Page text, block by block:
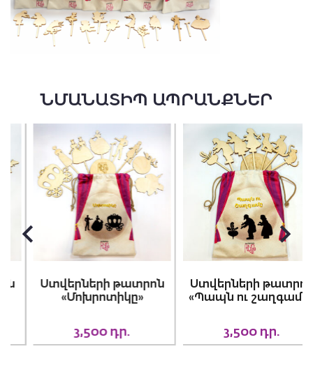
ՆՄԱՆԱՏԻՊ ԱՊՐԱՆՔՆԵՐ
Ստվերների թատրոն
«Մոխրոտիկը»
3,500դր.
Ստվերների թատրոն
«Պապն ու շաղգամը»
3,500դր.